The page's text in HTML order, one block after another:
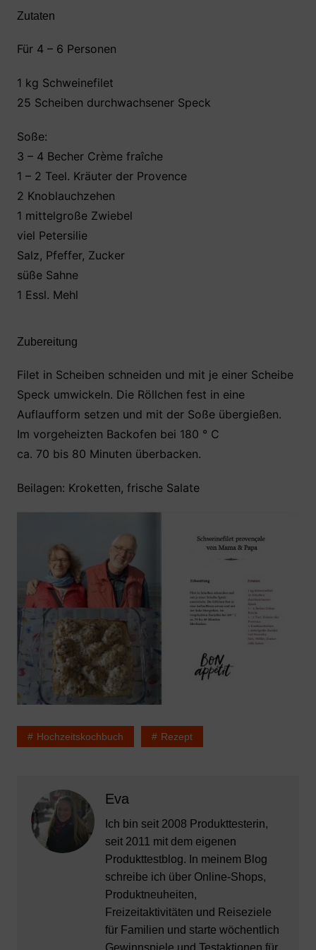
b
o
k
p
Zutaten
Für 4 – 6 Personen
1 kg Schweinefilet
25 Scheiben durchwachsener Speck
Soße:
3 – 4 Becher Crème fraîche
1 – 2 Teel. Kräuter der Provence
2 Knoblauchzehen
1 mittelgroße Zwiebel
viel Petersilie
Salz, Pfeffer, Zucker
süße Sahne
1 Essl. Mehl
Zubereitung
Filet in Scheiben schneiden und mit je einer Scheibe
Speck umwickeln. Die Röllchen fest in eine
Auflaufform setzen und mit der Soße übergießen.
Im vorgeheizten Backofen bei 180 ° C
ca. 70 bis 80 Minuten überbacken.
Beilagen: Kroketten, frische Salate
Hochzeitskochbuch Rezept
Eva
Ich bin seit 2008 Produkttesterin,
seit 2011 mit dem eigenen
Produkttestblog. In meinem Blog
schreibe ich über Online-Shops,
Produktneuheiten,
Freizeitaktivitäten und Reiseziele
für Familien und starte wöchentlich